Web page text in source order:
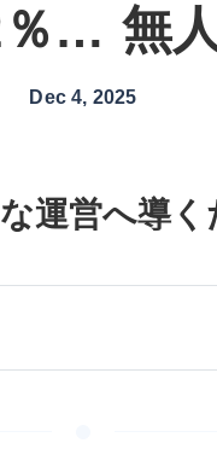
… 無
Dec 4, 2025
運営へ導
長